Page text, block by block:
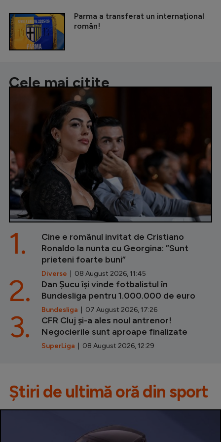
Parma a transferat un internațional
român!
Cele mai citite
Cine e românul invitat de Cristiano
Ronaldo la nunta cu Georgina: ”Sunt
prieteni foarte buni”
Diverse | 08 August 2026, 11:45
1.
Dan Șucu își vinde fotbalistul în
Bundesliga pentru 1.000.000 de euro
Bundesliga | 07 August 2026, 17:26
2.
CFR Cluj și-a ales noul antrenor!
Negocierile sunt aproape finalizate
SuperLiga | 08 August 2026, 12:29
3.
Știri de ultimă oră din sport